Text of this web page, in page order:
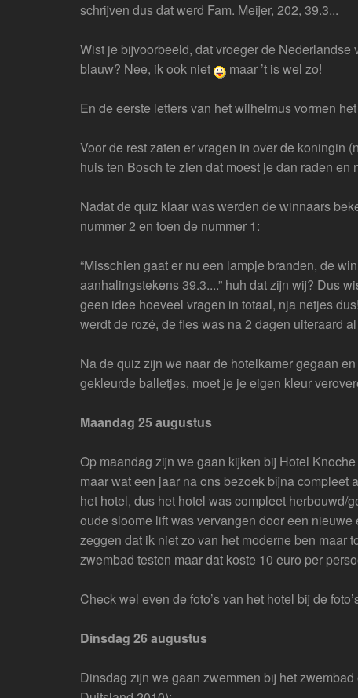
schrijven dus dat werd Fam. Meijer, 202, 39.3...
Wist je bijvoorbeeld, dat vroeger de
blauw? Nee, ik ook niet
maar ’t is wel zo!
En de eerste letters van het wilhelmus vormen
Voor de rest zaten er vragen in over de koningin
huis ten Bosch te zien dat moest je dan raden en
Nadat de quiz klaar was werden de winnaars
nummer 2 en toen de nummer 1:
“Misschien gaat er nu een lampje branden, de
aanhalingstekens 39.3....” huh dat zijn wij? Dus
geen idee hoeveel vragen in totaal, nja netjes
werdt de rozé, de fles was na 2 dagen uiteraard
Na de quiz zijn we naar de hotelkamer gegaan
gekleurde balletjes, moet je je eigen kleur
Maandag 25 augustus
Op maandag zijn we gaan kijken bij Hotel
maar wat een jaar na ons bezoek bijna
het hotel, dus het hotel was compleet herbouwd/
oude sloome lift was vervangen door een
zeggen dat ik niet zo van het moderne ben maar
zwembad testen maar dat koste 10 euro per
Check wel even de foto’s van het hotel bij de
Dinsdag 26 augustus
Dinsdag zijn we gaan zwemmen bij het